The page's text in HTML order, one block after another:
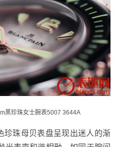
黑珍珠女士腕表5007 3644A
珍珠母贝表盘呈现出迷人的渐